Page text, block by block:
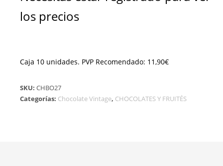
los precios
Caja 10 unidades. PVP Recomendado: 11,90€
SKU: CHBO27
Categorías: Chocolate Vintage, CHOCOLATES Y FRUITÉS